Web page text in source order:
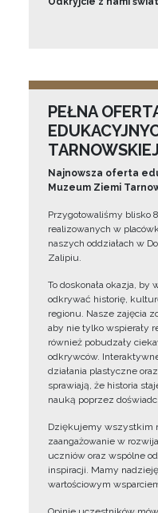
PEŁNA
Najnowsza oferta
Muzeum Ziemi
Przygotowaliśmy blisko
realizowanych w
naszych oddziałach w
Zalipiu.
To doskonała okazja,
odkrywać historię,
regionu. Nasze zajęcia
aby nie tylko wspierały
również pobudzały
odkrywców.
działania plastyczne
sprawiają, że historia
nauką poprzez
Dziękujemy wszystkim
zaangażowanie w
uczniów oraz wspólne
inspiracji. Mamy
wartościowym